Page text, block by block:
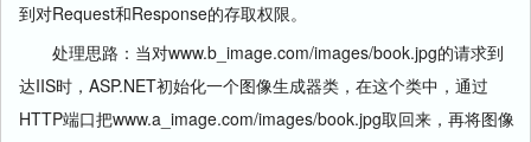
到对Request和Response的存取权限。
处理思路：当对www.b_image.com/images/book.jpg的请求到
达IIS时，ASP.NET初始化一个图像生成器类，在这个类中，通过
HTTP端口把www.a_image.com/images/book.jpg取回来，再将图像